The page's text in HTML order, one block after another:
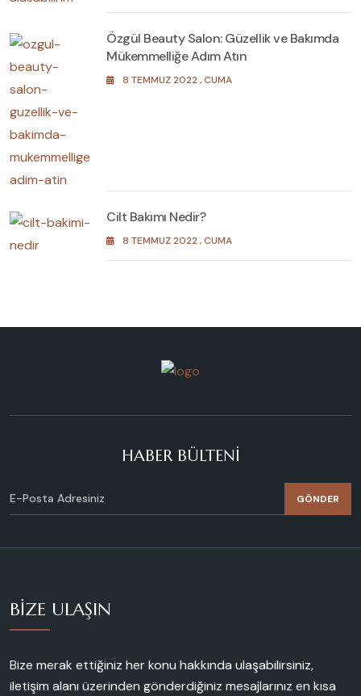
Özgül Beauty Salon: Güzellik ve Bakımda
Mükemmelliğe Adım Atın
8 TEMMUZ 2022 , CUMA
Cilt Bakımı Nedir?
8 TEMMUZ 2022 , CUMA
HABER BÜLTENI
GÖNDER
BIZE ULAŞIN
Bize merak ettiğiniz her konu hakkında ulaşabilirsiniz,
iletişim alanı üzerinden gönderdiğiniz mesajlarınız en kısa